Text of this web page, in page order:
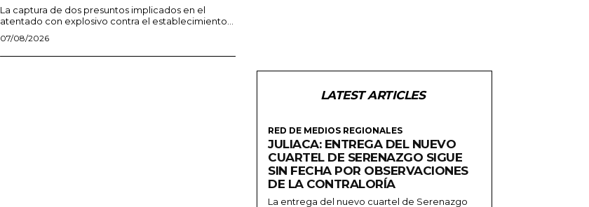
La captura de dos presuntos implicados en el
atentado con explosivo contra el establecimiento...
07/08/2026
LATEST ARTICLES
RED DE MEDIOS REGIONALES
JULIACA: ENTREGA DEL NUEVO
CUARTEL DE SERENAZGO SIGUE
SIN FECHA POR OBSERVACIONES
DE LA CONTRALORÍA
La entrega del nuevo cuartel de Serenazgo